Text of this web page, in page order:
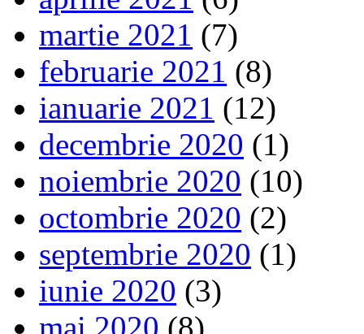
martie 2021 (7)
februarie 2021 (8)
ianuarie 2021 (12)
decembrie 2020 (1)
noiembrie 2020 (10)
octombrie 2020 (2)
septembrie 2020 (1)
iunie 2020 (3)
mai 2020 (8)